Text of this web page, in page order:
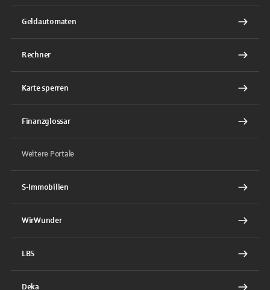
Geldautomaten
Rechner
Karte sperren
Finanzglossar
Weitere Portale
S-Immobilien
WirWunder
LBS
Deka